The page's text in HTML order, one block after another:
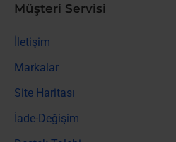
Müşteri Servisi
İletişim
Markalar
Site Haritası
İade-Değişim